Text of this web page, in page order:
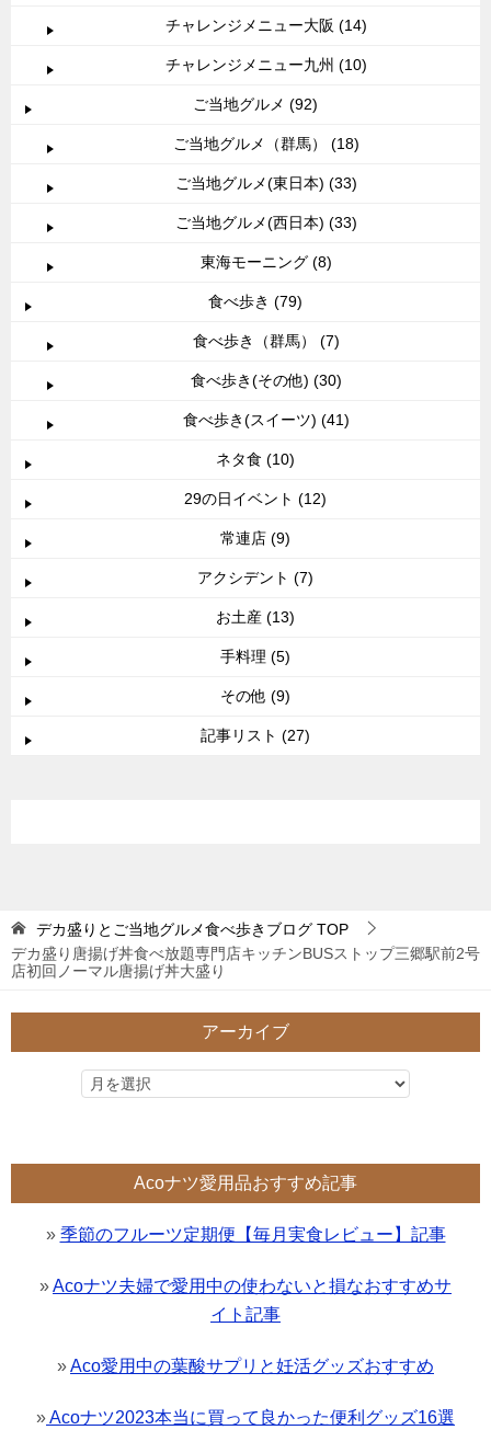
チャレンジメニュー大阪 (14)
チャレンジメニュー九州 (10)
ご当地グルメ (92)
ご当地グルメ（群馬） (18)
ご当地グルメ(東日本) (33)
ご当地グルメ(西日本) (33)
東海モーニング (8)
食べ歩き (79)
食べ歩き（群馬） (7)
食べ歩き(その他) (30)
食べ歩き(スイーツ) (41)
ネタ食 (10)
29の日イベント (12)
常連店 (9)
アクシデント (7)
お土産 (13)
手料理 (5)
その他 (9)
記事リスト (27)
デカ盛りとご当地グルメ食べ歩きブログ TOP
デカ盛り唐揚げ丼食べ放題専門店キッチンBUSストップ三郷駅前2号
店初回ノーマル唐揚げ丼大盛り
アーカイブ
Acoナツ愛用品おすすめ記事
» 季節のフルーツ定期便【毎月実食レビュー】記事
»Acoナツ夫婦で愛用中の使わないと損なおすすめサ
イト記事
»Aco愛用中の葉酸サプリと妊活グッズおすすめ
»Acoナツ2023本当に買って良かった便利グッズ16選